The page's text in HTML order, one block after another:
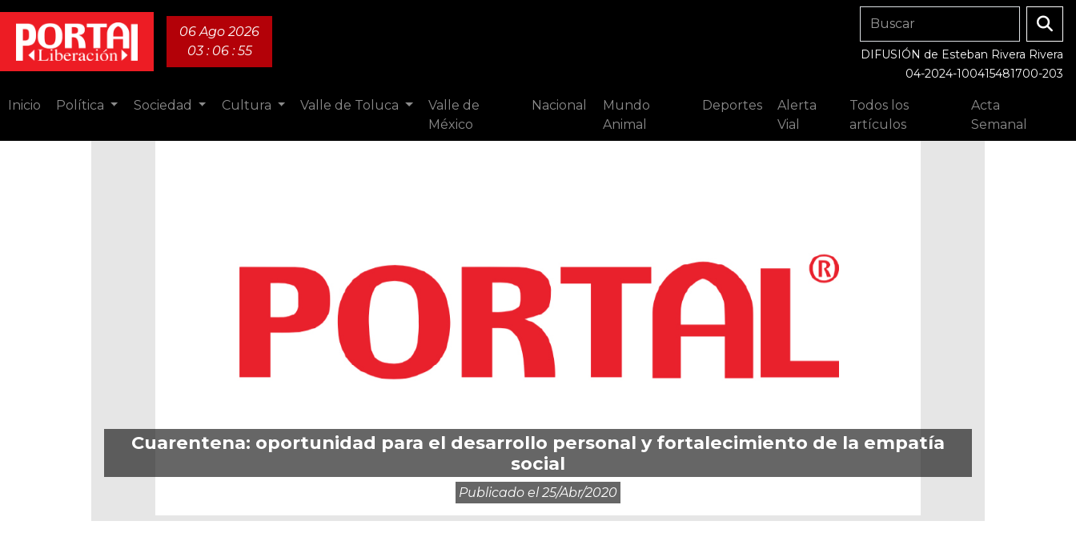
06 Ago 2026
03 : 06 : 56
DIFUSIÓN de Esteban Rivera Rivera
04-2024-100415481700-203
Inicio Política Sociedad Cultura Valle de Toluca
Valle de
México
Nacional
Mundo
Animal
Deportes
Alerta
Vial
Todos los
artículos
Acta
Semanal
Cuarentena: oportunidad para el desarrollo personal y fortalecimiento de la empatía
social
Publicado el25/abr/2020